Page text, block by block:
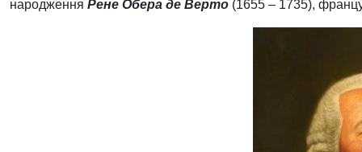
народження Рене Обера де Верто (1655 – 1735),